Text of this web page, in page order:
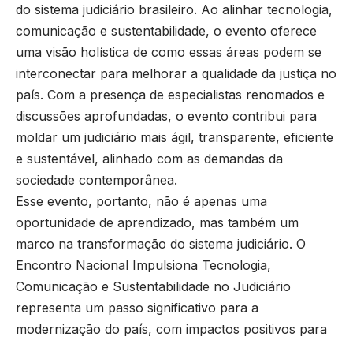
do sistema judiciário brasileiro. Ao alinhar tecnologia,
comunicação e sustentabilidade, o evento oferece
uma visão holística de como essas áreas podem se
interconectar para melhorar a qualidade da justiça no
país. Com a presença de especialistas renomados e
discussões aprofundadas, o evento contribui para
moldar um judiciário mais ágil, transparente, eficiente
e sustentável, alinhado com as demandas da
sociedade contemporânea.
Esse evento, portanto, não é apenas uma
oportunidade de aprendizado, mas também um
marco na transformação do sistema judiciário. O
Encontro Nacional Impulsiona Tecnologia,
Comunicação e Sustentabilidade no Judiciário
representa um passo significativo para a
modernização do país, com impactos positivos para